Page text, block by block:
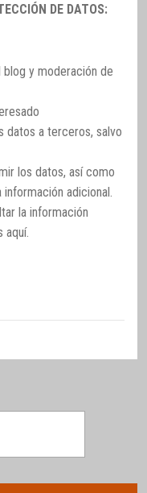
DE DATOS:
y moderación de
datos a terceros, salvo
los datos, así como
adicional.
la información
aquí.